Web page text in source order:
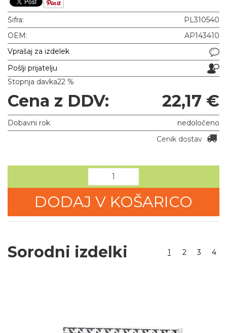
Šifra:
PL310540
OEM:
AP143410
Vprašaj za izdelek
Pošlji prijatelju
Stopnja davka22 %
Cena z DDV: 22,17 €
Dobavni rok
nedoločeno
Cenik dostav
DODAJ V KOŠARICO
Sorodni izdelki 1 2 3 4